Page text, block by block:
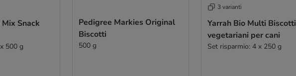
Snack
500 g
Pedigree Markies Original
Biscotti
500 g
3 varianti
Yarrah Bio Multi Biscotti
vegetariani per cani
Set risparmio: 4 x 250 g